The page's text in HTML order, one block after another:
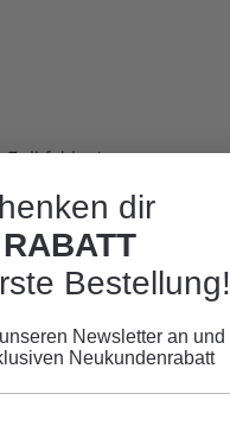
fehlen!
dir
Bestellung!
Newsletter an und
Neukundenrabatt